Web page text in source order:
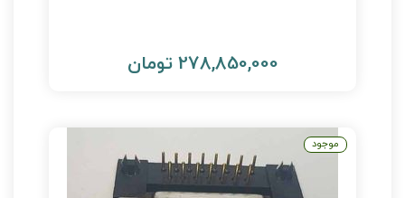
278,850,000 تومان
موجود